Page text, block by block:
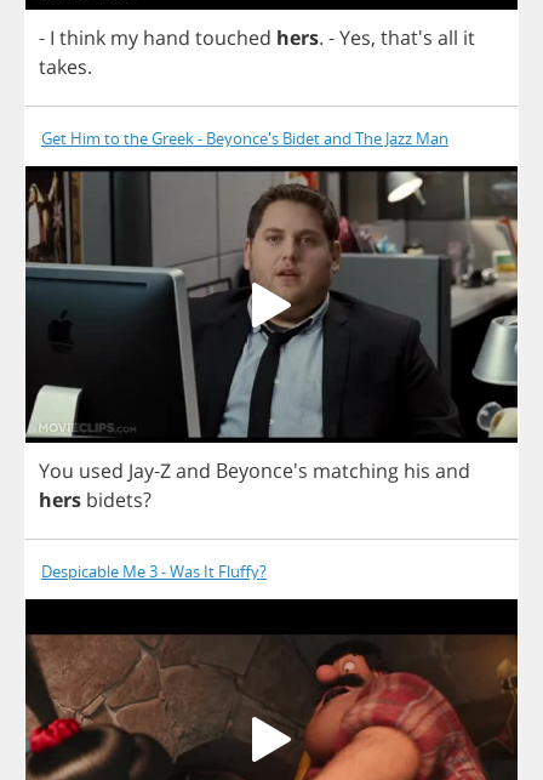
- I think my hand touched hers. -Yes, that's all it
takes.
Get Him to the Greek - Beyonce's Bidet and The Jazz Man
You used Jay-Zand Beyonce's matching his and
hers bidets?
Despicable Me 3 - Was It Fluffy?